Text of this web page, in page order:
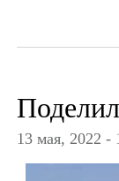
13 мая, 2022 -